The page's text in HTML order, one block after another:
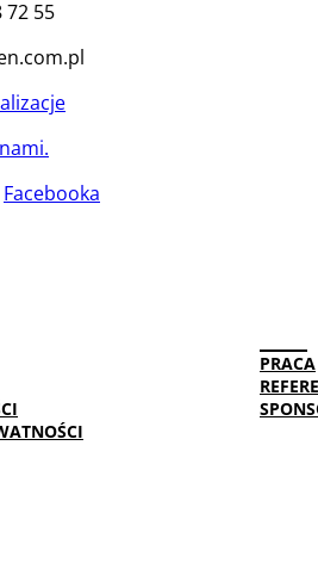
72 55
Facebooka
PRACA